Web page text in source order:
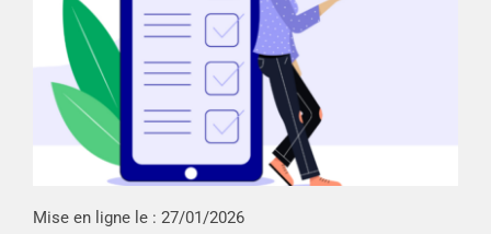
Mise en ligne le : 27/01/2026